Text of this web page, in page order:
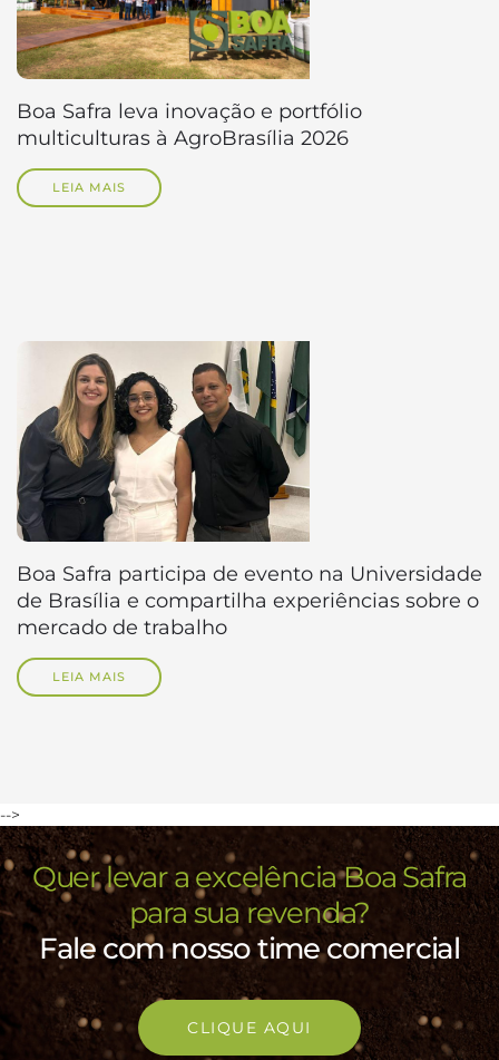
Boa Safra leva inovação e portfólio
multiculturas à AgroBrasília 2026
LEIA MAIS
Boa Safra participa de evento na Universidade
de Brasília e compartilha experiências sobre o
mercado de trabalho
LEIA MAIS
-->
Quer levar a excelência Boa Safra
para sua revenda?
Fale com nosso time comercial
CLIQUE AQUI